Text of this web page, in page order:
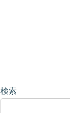
検索